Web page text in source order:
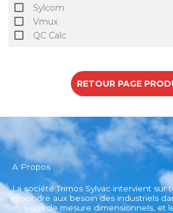
Sylcom
Vmux
QC Calc
RETOUR PAGE
A Propos
La société Trimos Sylvac intervient sur
répondre aux besoin des industriels
moyens de mesure dimensionnels, et